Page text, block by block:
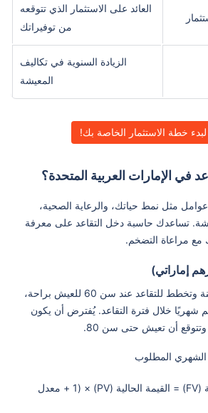
العائد على الاستثمار الذي تتوقعه
من توفيراتك
الزيادة السنوية في تكاليف
المعيشة
لبدء خطة الاستثمار الخاصة بك!
في الإمارات العربية المتحدة؟
مثل نمط حياتك، والرعاية الصحية،
تساعدك حاسبة دخل التقاعد على معرفة
مع مراعاة التضخم.
إماراتي)
لنفترض أن عمرك 35 سنة وتخطط للتقاعد عند سن 60 للعيش براحة،
إلى 15,000 درهم شهريًا خلال فترة التقاعد. يُفترض أن يكون
الشهري المطلوب
الصيغة: القيمة المستقبلية (FV) = القيمة الحالية (PV) × (1 + معدل